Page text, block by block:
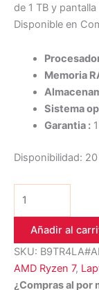
de 1 TB y
Disponible en
Memoria
Sistema
Garantia :1
Disponibilidad:
Añadir al
SKU:
AMD Ryzen 7,
¿Compras al por